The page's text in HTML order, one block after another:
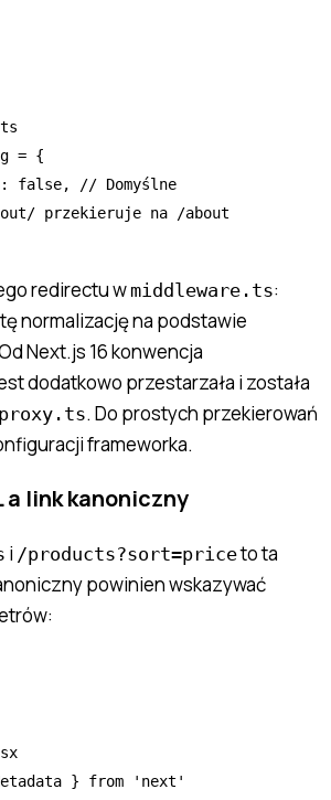
= {
: false,
// Domyślne
przekieruje na /about
redirectu wmiddleware.ts:
normalizację na podstawie
Next.js 16 konwencja
dodatkowo przestarzała i została
proxy.ts. Do prostych przekierowań
frameworka.
a link kanoniczny
i /products?sort=priceto ta
powinien wskazywać
} from 'next'